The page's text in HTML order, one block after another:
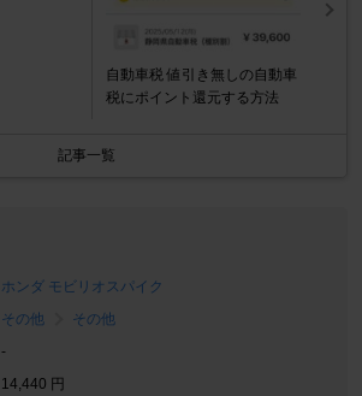
自動車税 値引き無しの自動車
税にポイント還元する方法
記事一覧
ホンダ モビリオスパイク
その他
その他
-
14,440 円